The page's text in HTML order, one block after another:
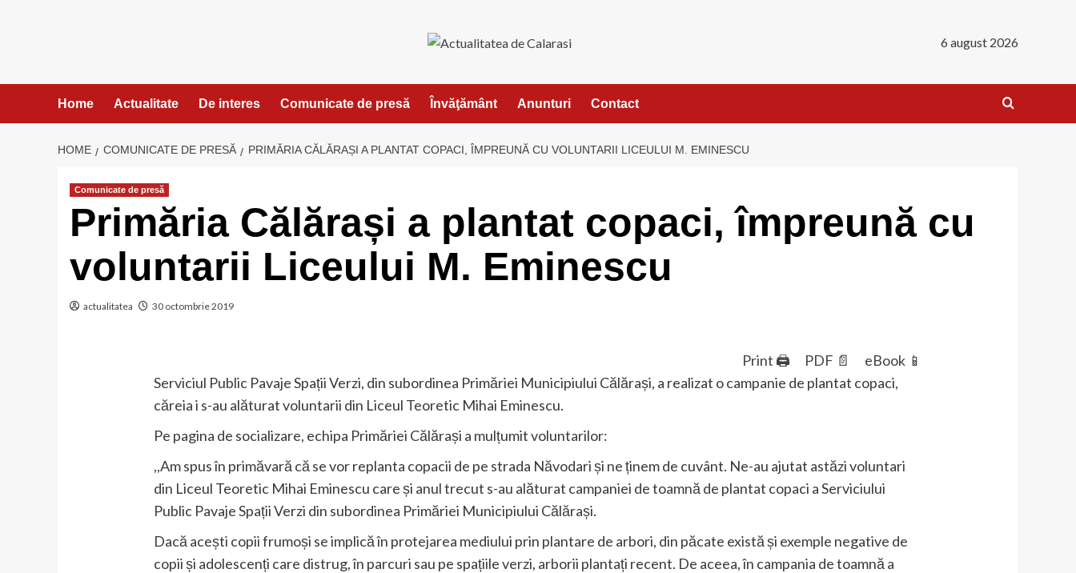
6 august 2026
Home Actualitate De interes Comunicate de presă Învăţământ Anunturi Contact
HOME COMUNICATE DE PRESĂ PRIMĂRIA CĂLĂRAȘI A PLANTAT COPACI, ÎMPREUNĂ CU VOLUNTARII LICEULUI M. EMINESCU
Comunicate de presă
Primăria Călărași a plantat copaci, împreună cu
voluntarii Liceului M. Eminescu
actualitatea 30 octombrie 2019
Print 🖨 PDF 📄
eBook 📱
Serviciul Public Pavaje Spații Verzi, din subordinea Primăriei Municipiului Călărași, a realizat o campanie de plantat copaci,
căreia i s-au alăturat voluntarii din Liceul Teoretic Mihai Eminescu.
Pe pagina de socializare, echipa Primăriei Călărași a mulțumit voluntarilor:
,,Am spus în primăvară că se vor replanta copacii de pe strada Năvodari și ne ținem de cuvânt. Ne-au ajutat astăzi voluntari
din Liceul Teoretic Mihai Eminescu care și anul trecut s-au alăturat campaniei de toamnă de plantat copaci a Serviciului
Public Pavaje Spații Verzi din subordinea Primăriei Municipiului Călărași.
Dacă acești copii frumoși se implică în protejarea mediului prin plantare de arbori, din păcate există și exemple negative de
copii și adolescenți care distrug, în parcuri sau pe spațiile verzi, arborii plantați recent. De aceea, în campania de toamnă a